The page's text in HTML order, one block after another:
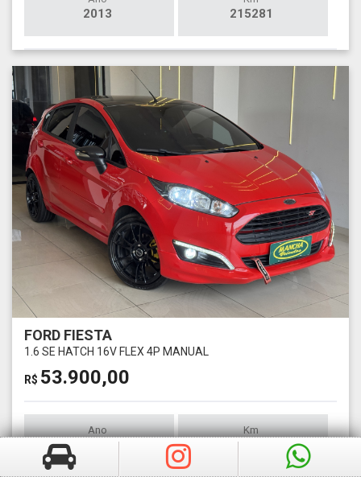
2013 215281
FORD FIESTA
1.6 SE HATCH 16V FLEX 4P MANUAL
R$ 53.900,00
Ano Km
124606